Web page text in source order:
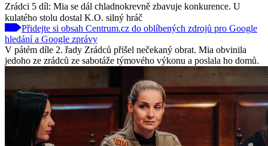
Zrádci 5 díl: Mia se dál chladnokrevně zbavuje konkurence. U
kulatého stolu dostal K.O. silný hráč
Přidejte si obsah Centrum.cz do oblíbených zdrojů pro Google
hledání a Google zprávy
V pátém díle 2. řady Zrádců přišel nečekaný obrat. Mia obvinila
jedoho ze zrádců ze sabotáže týmového výkonu a poslala ho domů.